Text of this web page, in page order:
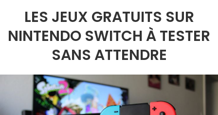
LES JEUX GRATUITS SUR
NINTENDO SWITCH À TESTER
SANS ATTENDRE